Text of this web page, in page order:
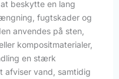
beskytte en lang
fugtskader og
anvendes på sten,
kompositmaterialer,
en stærk
afviser vand, samtidig